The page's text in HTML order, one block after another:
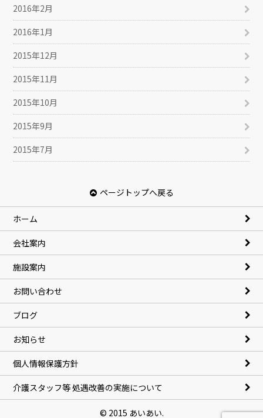
2016年2月
2016年1月
2015年12月
2015年11月
2015年10月
2015年9月
2015年7月
ページトップへ戻る
ホーム
会社案内
施設案内
お問い合わせ
ブログ
お知らせ
個人情報保護方針
介護スタッフ等 処遇改善の実施について
© 2015 あいあい.